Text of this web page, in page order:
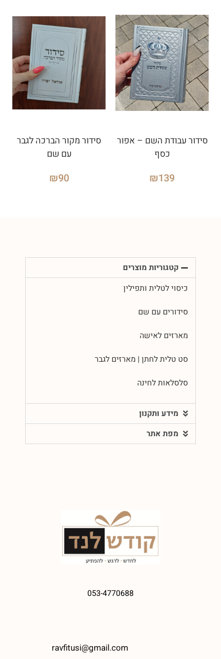
סידור עבודת השם – אפור
כסף
₪139
סידור מקור הברכה לגבר
עם שם
₪90
קטגוריות מוצרים
כיסוי לטלית ותפילין
סידורים עם שם
מארזים לאישה
סט טלית לחתן | מארזים לגבר
סלסלאות לחינה
מידע ותקנון
מפת אתר
053-4770688